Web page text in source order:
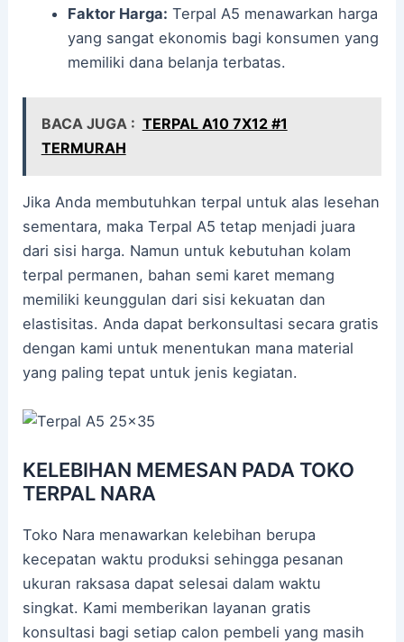
Faktor Harga: Terpal A5 menawarkan harga
yang sangat ekonomis bagi konsumen yang
memiliki dana belanja terbatas.
BACA JUGA : TERPAL A10 7X12 #1
TERMURAH
Jika Anda membutuhkan terpal untuk alas lesehan
sementara, maka Terpal A5 tetap menjadi juara
dari sisi harga. Namun untuk kebutuhan kolam
terpal permanen, bahan semi karet memang
memiliki keunggulan dari sisi kekuatan dan
elastisitas. Anda dapat berkonsultasi secara gratis
dengan kami untuk menentukan mana material
yang paling tepat untuk jenis kegiatan.
KELEBIHAN MEMESAN PADA TOKO
TERPAL NARA
Toko Nara menawarkan kelebihan berupa
kecepatan waktu produksi sehingga pesanan
ukuran raksasa dapat selesai dalam waktu
singkat. Kami memberikan layanan gratis
konsultasi bagi setiap calon pembeli yang masih